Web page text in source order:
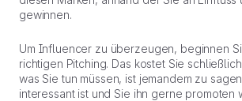
gewinnen.
Um Influencer zu überzeugen, beginnen
richtigen Pitching. Das kostet Sie
was Sie tun müssen, ist jemandem zu
interessant ist und Sie ihn gerne promoten